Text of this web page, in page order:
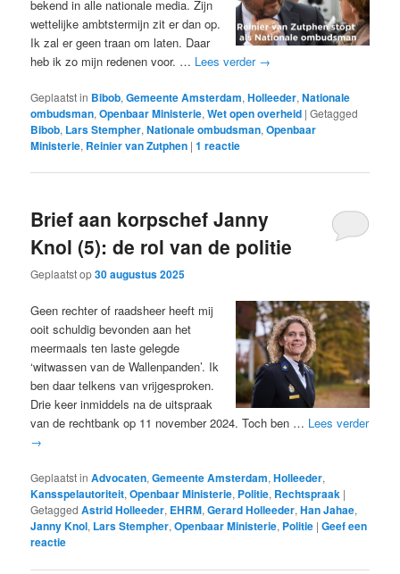
bekend in alle nationale media. Zijn
wettelijke ambtstermijn zit er dan op.
Ik zal er geen traan om laten. Daar
heb ik zo mijn redenen voor. … Lees verder →
Geplaatst in Bibob,Gemeente Amsterdam,Holleeder,Nationale
ombudsman,Openbaar Ministerie,Wet open overheid |Getagged
Bibob, Lars Stempher,Nationale ombudsman,Openbaar
Ministerie, Reinier van Zutphen |1 reactie
Brief aan korpschef Janny
Knol (5): de rol van de politie
Geplaatst op30 augustus 2025
Geen rechter of raadsheer heeft mij
ooit schuldig bevonden aan het
meermaals ten laste gelegde
‘witwassen van de Wallenpanden’. Ik
ben daar telkens van vrijgesproken.
Drie keer inmiddels na de uitspraak
van de rechtbank op 11 november 2024. Toch ben … Lees verder
→
Geplaatst in Advocaten,Gemeente Amsterdam,Holleeder,
Kansspelautoriteit,Openbaar Ministerie, Politie, Rechtspraak |
Getagged Astrid Holleeder, EHRM,Gerard Holleeder,Han Jahae,
Janny Knol, Lars Stempher,Openbaar Ministerie, Politie |Geef een
reactie